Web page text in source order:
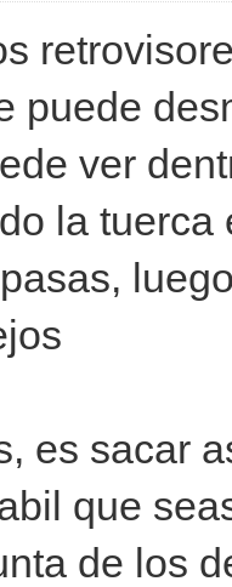
puede
ver
la
es sacar
que
de los